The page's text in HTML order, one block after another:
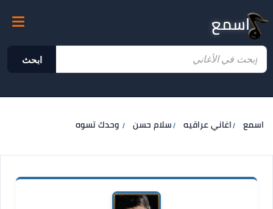
اسمع
ابحث
اسمع اغاني عراقيه سلام حسن وحدك تسوه